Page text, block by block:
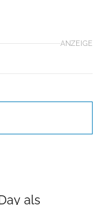
ANZEIGE
als